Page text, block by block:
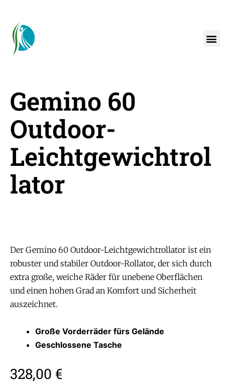
Gemino 60
Outdoor-
Leichtgewichtrol
Lator
Der Gemino 60 Outdoor-Leichtgewichtrollator ist ein
robuster und stabiler Outdoor-Rollator, der sich durch
extra große, weiche Räder für unebene Oberflächen
und einen hohen Grad an Komfort und Sicherheit
auszeichnet.
Große Vorderräder fürs Gelände
Geschlossene Tasche
328,00 €